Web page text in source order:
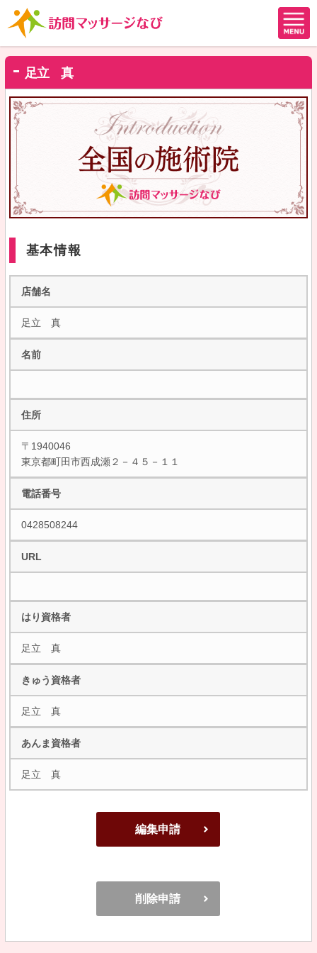
足立 真
基本情報
店舗名
足立 真
名前
住所
〒1940046
東京都町田市西成瀬２－４５－１１
電話番号
0428508244
URL
はり資格者
足立 真
きゅう資格者
足立 真
あんま資格者
足立 真
編集申請
削除申請